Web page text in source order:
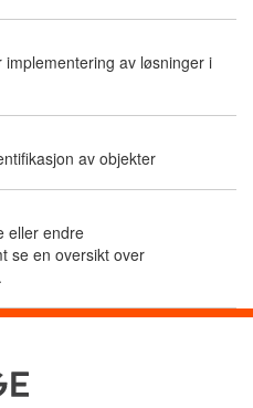
av løsninger i
av objekter
eller endre
se en oversikt over